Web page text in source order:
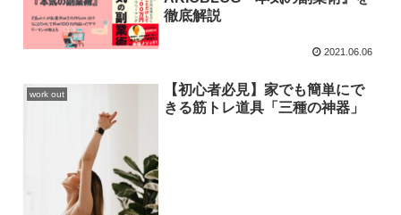
徹底解説
2021.06.06
work out
【初心者必見】家でも簡単にで
きる筋トレ道具「三種の神器」